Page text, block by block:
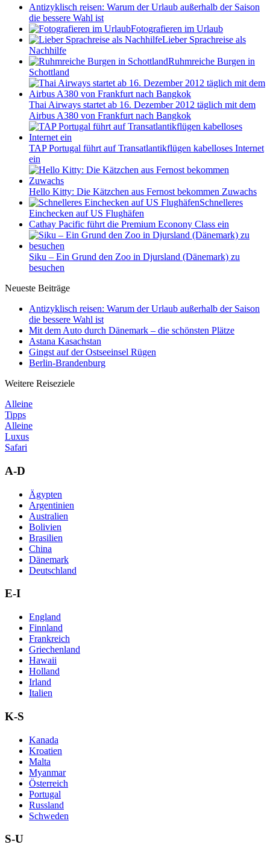
Antizyklisch reisen: Warum der Urlaub außerhalb der Saison
die bessere Wahl ist
Fotografieren im Urlaub
Lieber Sprachreise als
Nachhilfe
Ruhmreiche Burgen in
Schottland
Thai Airways startet ab 16. Dezember 2012 täglich mit dem
Airbus A380 von Frankfurt nach Bangkok
TAP Portugal führt auf Transatlantikflügen kabelloses Internet
ein
Hello Kitty: Die Kätzchen aus Fernost bekommen Zuwachs
Schnelleres
Einchecken auf US Flughäfen
Cathay Pacific führt die Premium Econony Class ein
Siku – Ein Grund den Zoo in Djursland (Dänemark) zu
besuchen
Neueste Beiträge
Antizyklisch reisen: Warum der Urlaub außerhalb der Saison
die bessere Wahl ist
Mit dem Auto durch Dänemark – die schönsten Plätze
Astana Kasachstan
Gingst auf der Ostseeinsel Rügen
Berlin-Brandenburg
Weitere Reiseziele
Alleine
Tipps
Alleine
Luxus
Safari
A-D
Ägypten
Argentinien
Australien
Bolivien
Brasilien
China
Dänemark
Deutschland
E-I
England
Finnland
Frankreich
Griechenland
Hawaii
Holland
Irland
Italien
K-S
Kanada
Kroatien
Malta
Myanmar
Österreich
Portugal
Russland
Schweden
S-U